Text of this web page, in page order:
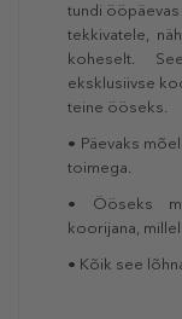
tundi
tekkivatele,
koheselt.
eksklusiivse
teine ööseks.
• Päevaks
toimega.
• Ööseks
koorijana,
• Kõik see